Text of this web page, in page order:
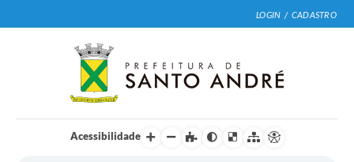
LOGIN / CADASTRO
Acessibilidade